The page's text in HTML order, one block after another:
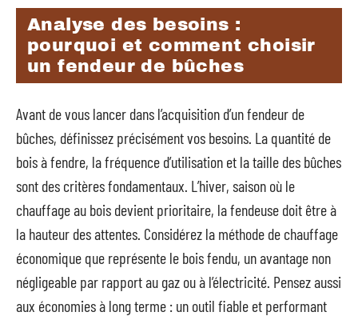
Analyse des besoins :
pourquoi et comment choisir
un fendeur de bûches
Avant de vous lancer dans l’acquisition d’un fendeur de
bûches, définissez précisément vos besoins. La quantité de
bois à fendre, la fréquence d’utilisation et la taille des bûches
sont des critères fondamentaux. L’hiver, saison où le
chauffage au bois devient prioritaire, la fendeuse doit être à
la hauteur des attentes. Considérez la méthode de chauffage
économique que représente le bois fendu, un avantage non
négligeable par rapport au gaz ou à l’électricité. Pensez aussi
aux économies à long terme : un outil fiable et performant